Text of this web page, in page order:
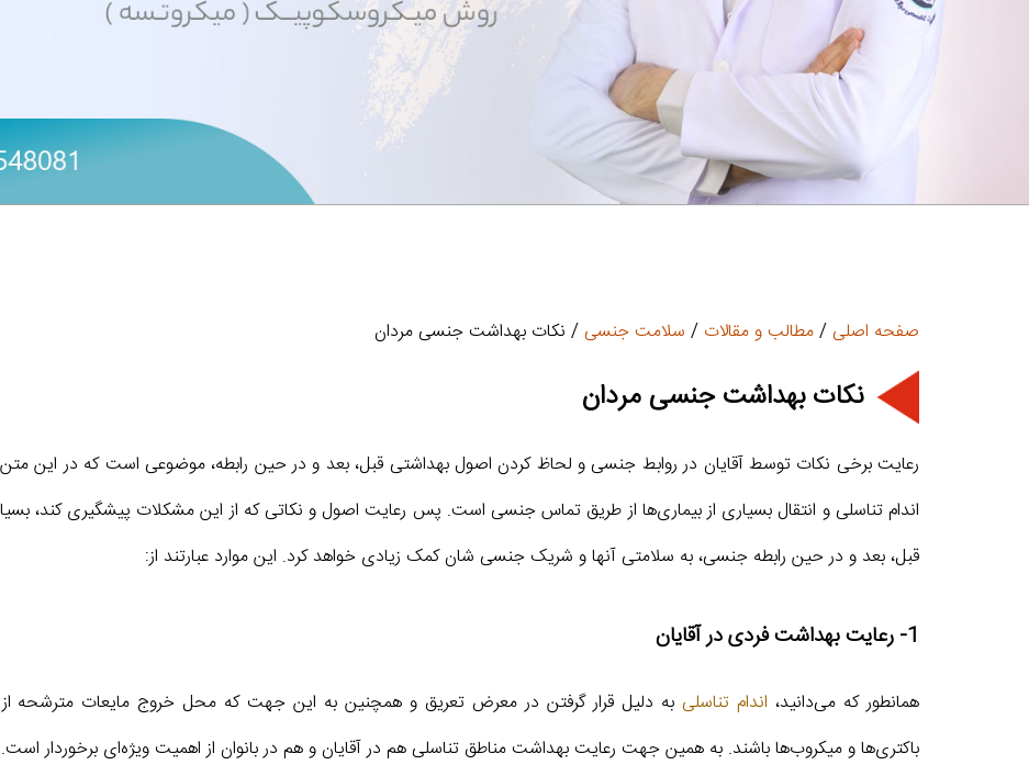
صفحه اصلی / مطالب و مقالات / سلامت جنسی / نکات بهداشت جنسی مردان
نکات بهداشت جنسی مردان
رعایت برخی نکات توسط آقایان در روابط جنسی و لحاظ کردن اصول بهداشتی قبل، بعد و در حین رابطه، موضوعی است که در این متن
اندام تناسلی و انتقال بسیاری از بیماری‌ها از طریق تماس جنسی است. پس رعایت اصول و نکاتی که از این مشکلات پیشگیری کند،
قبل، بعد و در حین رابطه جنسی، به سلامتی آنها و شریک جنسی شان کمک زیادی خواهد کرد. این موارد عبارتند از:
1- رعایت بهداشت فردی در آقایان
همانطور که می‌دانید، اندام تناسلی به دلیل قرار گرفتن در معرض تعریق و همچنین به این جهت که محل خروج مایعات مترشحه از
باکتری‌ها و میکروب‌ها باشند. به همین جهت رعایت بهداشت مناطق تناسلی هم در آقایان و هم در بانوان از اهمیت ویژه‌ای برخوردار